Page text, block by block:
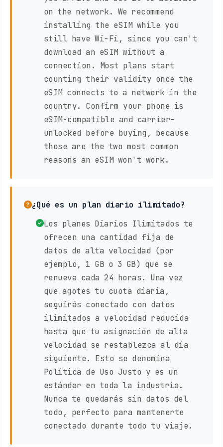
on the network. We recommend
installing the eSIM while you
still have Wi-Fi, since you can't
download an eSIM without a
connection. Most plans start
counting their validity once the
eSIM connects to a network in the
country. Confirm your phone is
eSIM-compatible and carrier-
unlocked before buying, because
those are the two most common
reasons an eSIM won't work.
¿Qué es un plan diario ilimitado?
Los planes Diarios Ilimitados te
ofrecen una cantidad fija de
datos de alta velocidad (por
ejemplo, 1 GB o 3 GB) que se
renueva cada 24 horas. Una vez
que agotes tu cuota diaria,
seguirás conectado con datos
ilimitados a velocidad reducida
hasta que tu asignación de alta
velocidad se restablezca al día
siguiente. Esto se denomina
Política de Uso Justo y es un
estándar en toda la industria.
Nunca te quedarás sin datos del
todo, perfecto para mantenerte
conectado durante todo tu viaje.